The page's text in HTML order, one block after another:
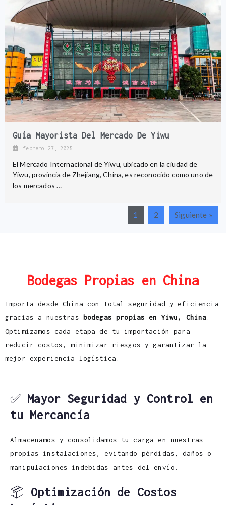
Guía Mayorista Del Mercado De Yiwu
febrero 27, 2025
El Mercado Internacional de Yiwu, ubicado en la ciudad de
Yiwu, provincia de Zhejiang, China, es reconocido como uno de
los mercados …
1 2 Siguiente »
Bodegas Propias en China
Importa desde China con total seguridad y eficiencia
gracias a nuestras bodegas propias en Yiwu, China.
Optimizamos cada etapa de tu importación para
reducir costos, minimizar riesgos y garantizar la
mejor experiencia logística.
✅ Mayor Seguridad y Control en
tu Mercancía
Almacenamos y consolidamos tu carga en nuestras
propias instalaciones, evitando pérdidas, daños o
manipulaciones indebidas antes del envío.
📦 Optimización de Costos